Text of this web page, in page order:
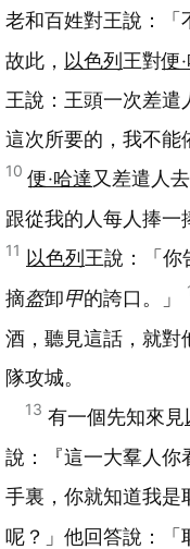
老和百姓對王說：「
故此， 以色列 王對便
王說：王頭一次差遣
這次所要的，我不能
10 便‧哈達又差遣人
跟從我的人每人捧一
11 以色列 王說：「你
摘盔卸甲的誇口。」
酒，聽見這話，就對
隊攻城。
13 有一個先知來見
說：『這一大羣人你
手裏，你就知道我是
呢？」他回答說：「